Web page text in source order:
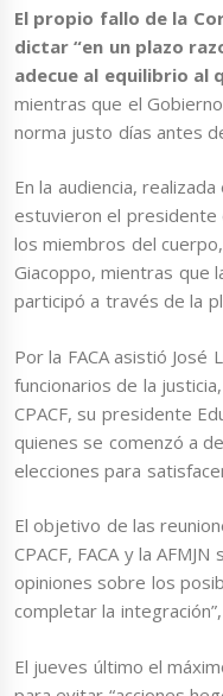
El propio fallo de la
dictar “en un plazo
adecue al equilibrio al
mientras que el
norma justo días antes
En la audiencia,
estuvieron el presidente
los miembros del
Giacoppo, mientras que
participó a través de la
Por la FACA asistió José
funcionarios de la
CPACF, su presidente
quienes se comenzó a
elecciones para
El objetivo de las
CPACF, FACA y la
opiniones sobre los
completar la
El jueves último el